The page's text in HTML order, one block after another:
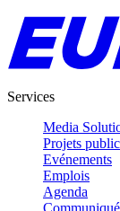
Services
Media
Projets
Evénements
Emplois
Agenda